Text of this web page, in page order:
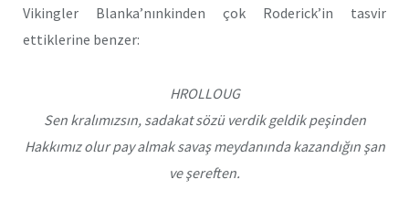
Vikingler Blanka’nınkinden çok Roderick’in tasvir
ettiklerine benzer:
HROLLOUG
Sen kralımızsın, sadakat sözü verdik geldik peşinden
Hakkımız olur pay almak savaş meydanında kazandığın şan
ve şereften.